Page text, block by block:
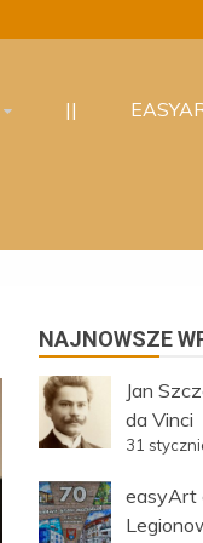
||
NAJNOWSZE
Jan
da Vinci
31
easyArt